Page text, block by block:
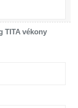
TITA vékony